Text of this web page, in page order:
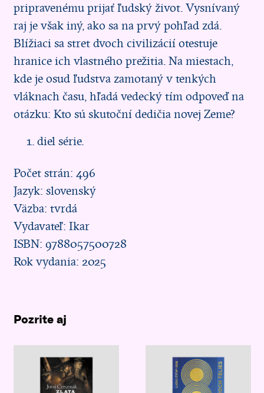
pripravenému prijať ľudský život. Vysnívaný
raj je však iný, ako sa na prvý pohľad zdá.
Blížiaci sa stret dvoch civilizácií otestuje
hranice ich vlastného prežitia. Na miestach,
kde je osud ľudstva zamotaný v tenkých
vláknach času, hľadá vedecký tím odpoveď na
otázku: Kto sú skutoční dedičia novej Zeme?
diel série.
Počet strán: 496
Jazyk: slovenský
Väzba: tvrdá
Vydavateľ: Ikar
ISBN: 9788057500728
Rok vydania: 2025
Pozrite aj